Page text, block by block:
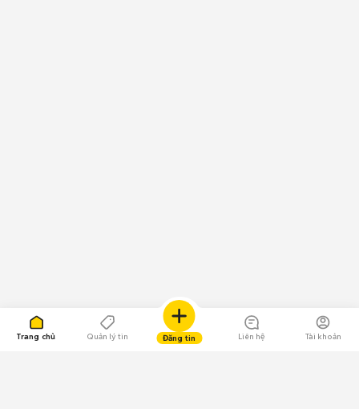
Trang chủ Quản lý tin Đăng tin Liên hệ Tài khoản